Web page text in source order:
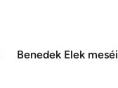
Benedek Elek meséi